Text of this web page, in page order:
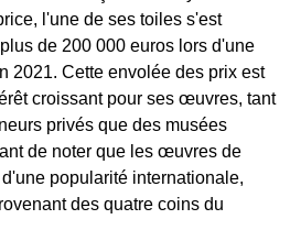
l'une de ses toiles s'est
de 200 000 euros lors d'une
2021. Cette envolée des prix est
croissant pour ses œuvres, tant
privés que des musées
de noter que les œuvres de
popularité internationale,
des quatre coins du